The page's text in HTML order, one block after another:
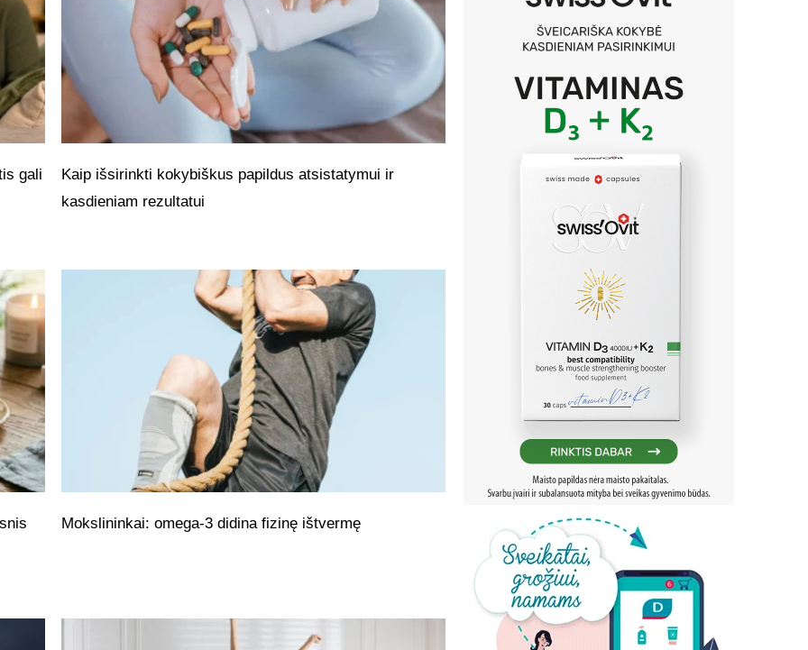
gali
Kaip išsirinkti kokybiškus papildus atsistatymui ir
kasdieniam rezultatui
Mokslininkai: omega-3 didina fizinę ištvermę